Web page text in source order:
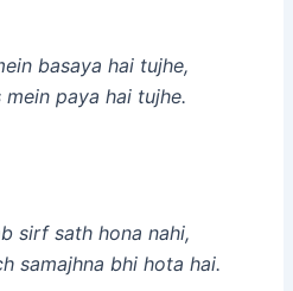
basaya hai tujhe,
mein paya hai tujhe.
sirf sath hona nahi,
samajhna bhi hota hai.